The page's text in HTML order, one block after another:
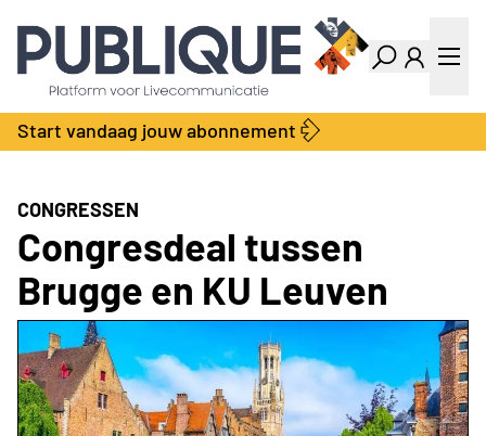
Industry Dashboard
Vacatures
Kalender
Producten
Bedrijvengids
Locatie Finder
Contact
Adverteren
Abonnementen
Start vandaag jouw abonnement
CONGRESSEN
Congresdeal tussen
Brugge en KU Leuven